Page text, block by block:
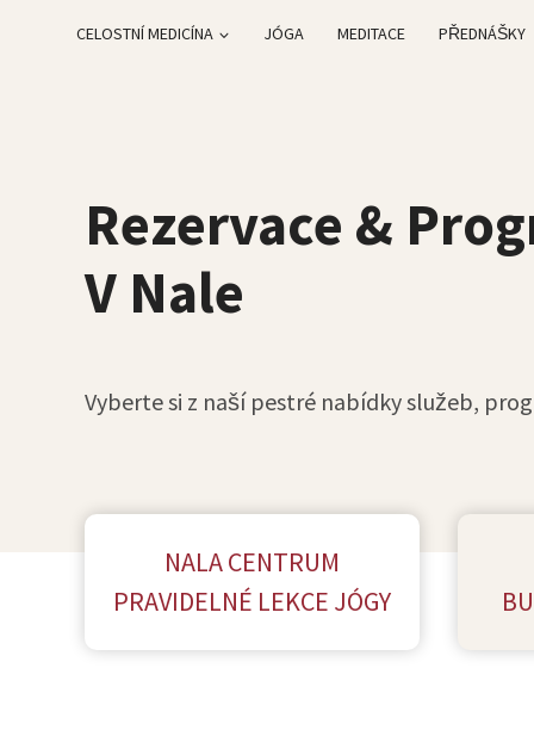
CELOSTNÍ MEDICÍNA JÓGA MEDITACE PŘEDNÁŠKY
Rezervace &
V Nale
Vyberte si z naší pestré nabídky služeb,
NALA CENTRUM
PRAVIDELNÉ LEKCE JÓGY